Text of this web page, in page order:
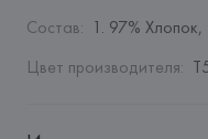
Состав: 1. 97%
Цвет производителя: